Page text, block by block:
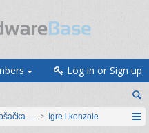
Log in or Sign up
elektronikaIgre i konzole